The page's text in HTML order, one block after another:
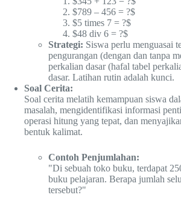
$789 – 456 = ?$
$5 times 7 = ?$
$48 div 6 = ?$
Strategi: Siswa perlu menguasai
pengurangan (dengan dan tanpa
perkalian dasar (hafal tabel
dasar. Latihan rutin adalah kunci.
Soal Cerita:
Soal cerita melatih kemampuan siswa
masalah, mengidentifikasi informasi
operasi hitung yang tepat, dan
bentuk kalimat.
Contoh Penjumlahan:
"Di sebuah toko buku, terdapat
buku pelajaran. Berapa jumlah
tersebut?"